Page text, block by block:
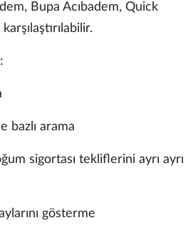
Bupa Acıbadem, Quick
bazlı arama
sigortası tekliflerini ayrı ayrı
gösterme